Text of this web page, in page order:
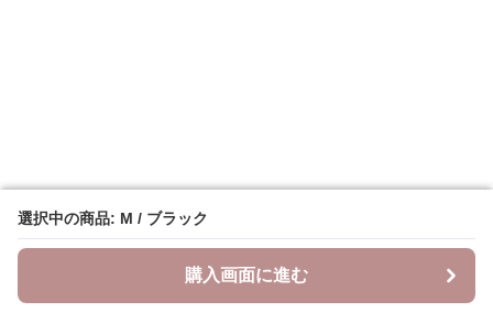
選択中の商品: M / ブラック
購入画面に進む
選択中の商品: M / ブラック
購入画面に進む